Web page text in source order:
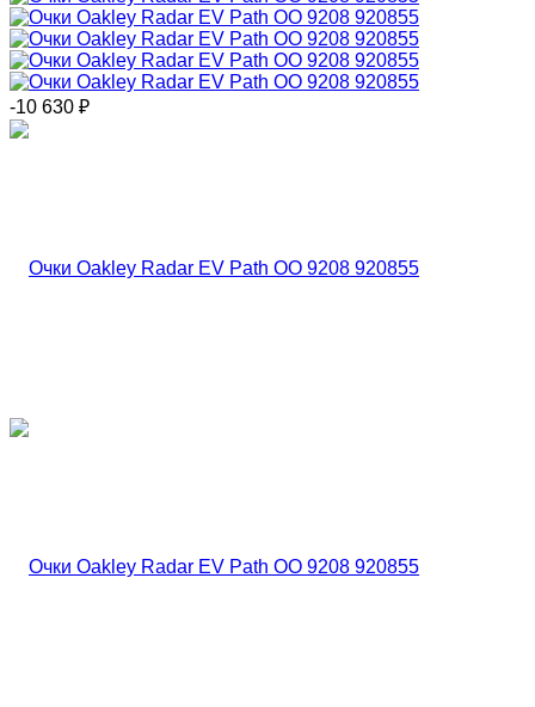
-10 630 ₽